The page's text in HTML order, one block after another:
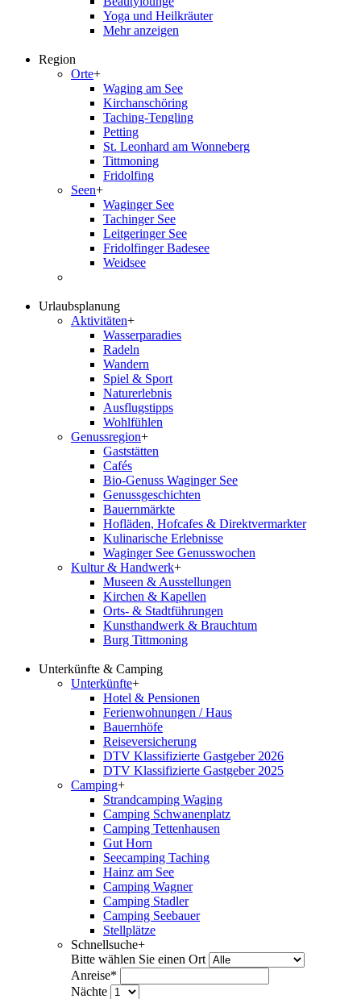
Yoga und Heilkräuter
Mehr anzeigen
Region
Orte+
Waging am See
Kirchanschöring
Taching-Tengling
Petting
St. Leonhard am Wonneberg
Tittmoning
Fridolfing
Seen+
Waginger See
Tachinger See
Leitgeringer See
Fridolfinger Badesee
Weidsee
Urlaubsplanung
Aktivitäten+
Wasserparadies
Radeln
Wandern
Spiel & Sport
Naturerlebnis
Ausflugstipps
Wohlfühlen
Genussregion+
Gaststätten
Cafés
Bio-Genuss Waginger See
Genussgeschichten
Bauernmärkte
Hofläden, Hofcafes & Direktvermarkter
Kulinarische Erlebnisse
Waginger See Genusswochen
Kultur & Handwerk+
Museen & Ausstellungen
Kirchen & Kapellen
Orts- & Stadtführungen
Kunsthandwerk & Brauchtum
Burg Tittmoning
Unterkünfte & Camping
Unterkünfte+
Hotel & Pensionen
Ferienwohnungen / Haus
Bauernhöfe
Reiseversicherung
DTV Klassifizierte Gastgeber 2026
DTV Klassifizierte Gastgeber 2025
Camping+
Strandcamping Waging
Camping Schwanenplatz
Camping Tettenhausen
Gut Horn
Seecamping Taching
Hainz am See
Camping Wagner
Camping Stadler
Camping Seebauer
Stellplätze
Schnellsuche+
Bitte wählen Sie einen Ort
Anreise*
Nächte